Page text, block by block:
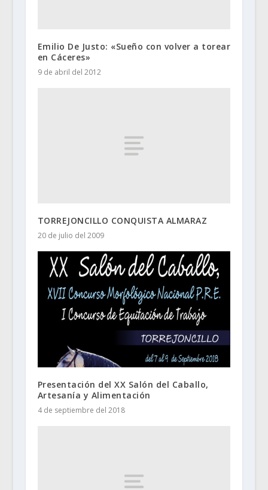
Emilio De Justo: «Sueño con volver a torear
en Cáceres»
9 de abril del 2012
TORREJONCILLO CONQUISTA ALMARAZ
20 de julio del 2009
Presentación del XX Salón del Caballo,
Artesanía y Alimentación
4 de septiembre del 2018